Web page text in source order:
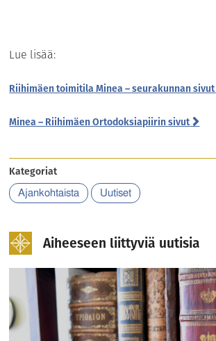
Lue lisää:
Riihimäen toimitila Minea – seurakunnan sivut
Minea – Riihimäen Ortodoksiapiirin sivut
Kategoriat
Ajankohtaista Uutiset
Aiheeseen liittyviä uutisia